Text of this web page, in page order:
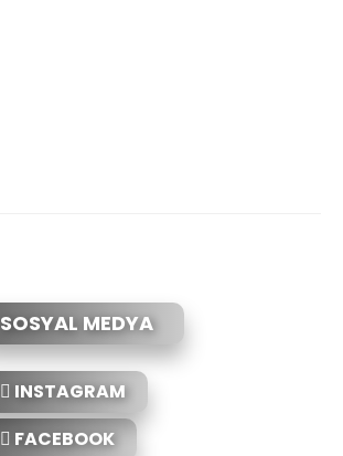
SOSYAL MEDYA
INSTAGRAM
FACEBOOK